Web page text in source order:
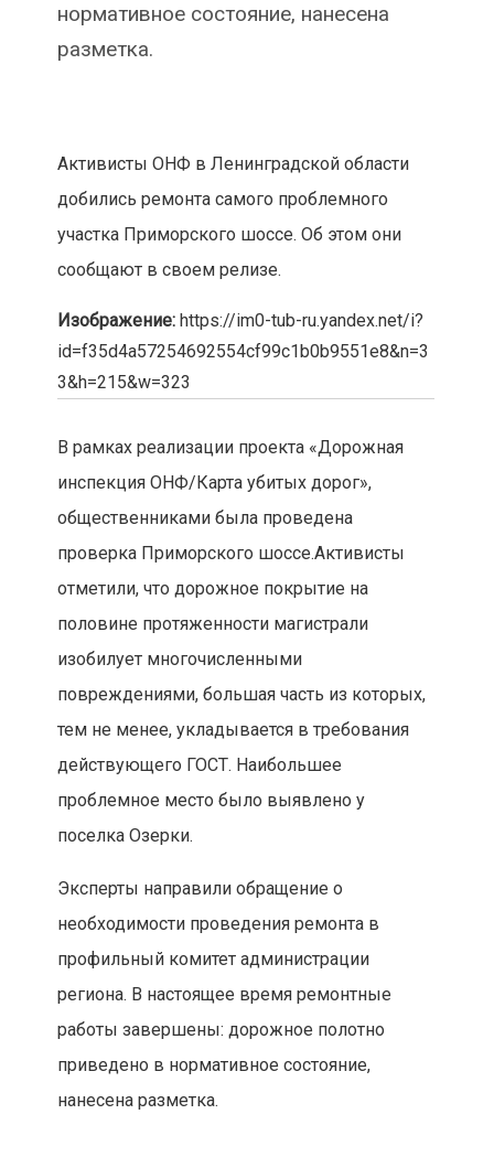
нормативное состояние, нанесена
разметка.
Активисты ОНФ в Ленинградской области
добились ремонта самого проблемного
участка Приморского шоссе. Об этом они
сообщают в своем релизе.
Изображение: https://im0-tub-ru.yandex.net/i?
id=f35d4a57254692554cf99c1b0b9551e8&n=3
3&h=215&w=323
В рамках реализации проекта «Дорожная
инспекция ОНФ/Карта убитых дорог»,
общественниками была проведена
проверка Приморского шоссе.Активисты
отметили, что дорожное покрытие на
половине протяженности магистрали
изобилует многочисленными
повреждениями, большая часть из которых,
тем не менее, укладывается в требования
действующего ГОСТ. Наибольшее
проблемное место было выявлено у
поселка Озерки.
Эксперты направили обращение о
необходимости проведения ремонта в
профильный комитет администрации
региона. В настоящее время ремонтные
работы завершены: дорожное полотно
приведено в нормативное состояние,
нанесена разметка.